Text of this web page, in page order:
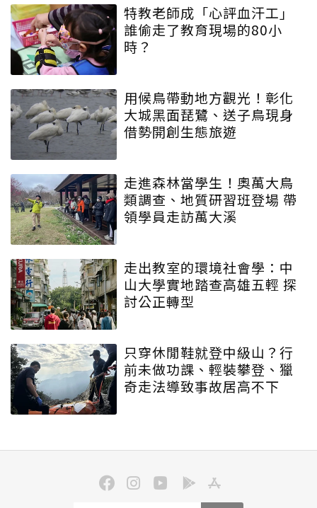
特教老師成「心評血汗工」
誰偷走了教育現場的80小
時？
用候鳥帶動地方觀光！彰化
大城黑面琵鷺、送子鳥現身
借勢開創生態旅遊
走進森林當學生！奧萬大鳥
類調查、地質研習班登場 帶
領學員走訪萬大溪
走出教室的環境社會學：中
山大學實地踏查高雄五輕 探
討公正轉型
只穿休閒鞋就登中級山？行
前未做功課、輕裝攀登、獵
奇走法導致事故居高不下